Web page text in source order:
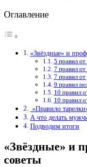
Оглавление
«Звёздные» и
5 правил
7 правил
7 правил
9 правил
10 правил
10 правил
«Правило
А что делать
Подводим итоги
«Звёздные» и
советы